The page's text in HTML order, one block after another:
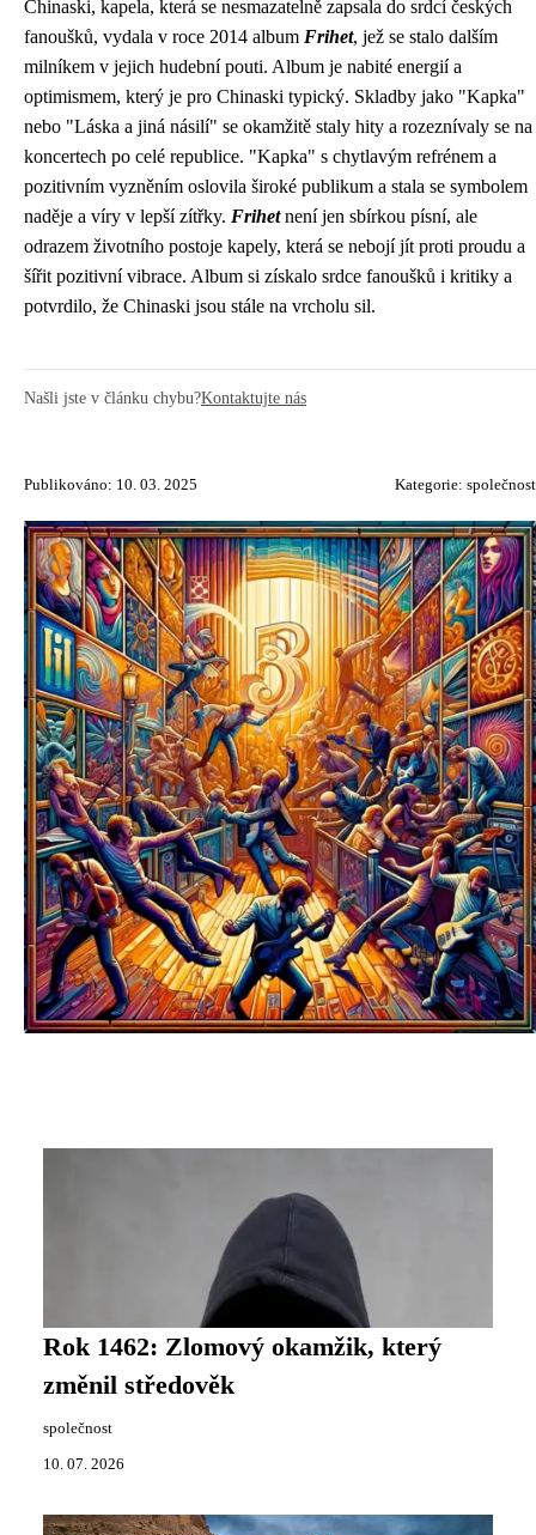
Chinaski, kapela, která se nesmazatelně zapsala do srdcí českých
fanoušků, vydala v roce 2014 album Frihet, jež se stalo dalším
milníkem v jejich hudební pouti. Album je nabité energií a
optimismem, který je pro Chinaski typický. Skladby jako "Kapka"
nebo "Láska a jiná násilí" se okamžitě staly hity a rozeznívaly se na
koncertech po celé republice. "Kapka" s chytlavým refrénem a
pozitivním vyzněním oslovila široké publikum a stala se symbolem
naděje a víry v lepší zítřky. Frihetnení jen sbírkou písní, ale
odrazem životního postoje kapely, která se nebojí jít proti proudu a
šířit pozitivní vibrace. Album si získalo srdce fanoušků i kritiky a
potvrdilo, že Chinaski jsou stále na vrcholu sil.
Našli jste v článku chybu?Kontaktujte nás
Publikováno: 10. 03. 2025 Kategorie: společnost
Rok 1462: Zlomový okamžik, který
změnil středověk
společnost
10. 07. 2026